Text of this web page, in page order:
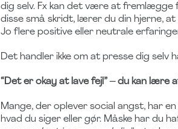
dig selv. Fx kan det være at fremlægge
disse små skridt, lærer du din hjerne,
Jo flere positive eller neutrale
Det handler ikke om at presse dig
“Det er okay at lave fejl” – du kan lære
Mange, der oplever social angst, har
hvad du siger eller gør. Måske har du